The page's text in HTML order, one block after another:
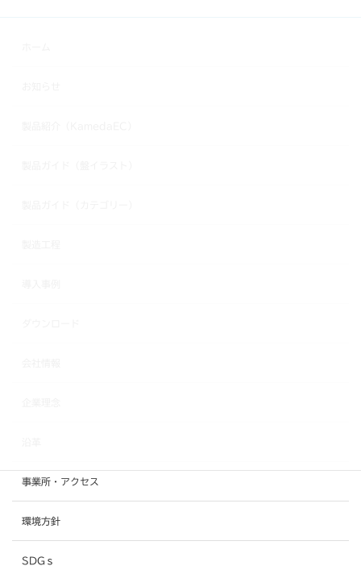
事業所・アクセス
環境方針
SDGｓ